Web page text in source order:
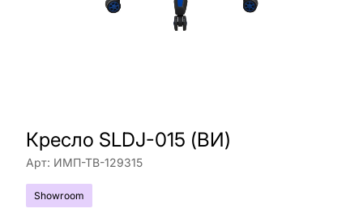
Кресло SLDJ-015 (ВИ)
Арт: ИМП-ТВ-129315
Showroom